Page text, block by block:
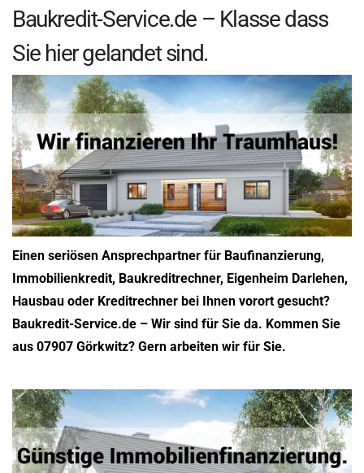
Baukredit-Service.de – Klasse dass
Sie hier gelandet sind.
Einen seriösen Ansprechpartner für Baufinanzierung,
Immobilienkredit, Baukreditrechner, Eigenheim Darlehen,
Hausbau oder Kreditrechner bei Ihnen vorort gesucht?
Baukredit-Service.de – Wir sind für Sie da. Kommen Sie
aus 07907 Görkwitz? Gern arbeiten wir für Sie.